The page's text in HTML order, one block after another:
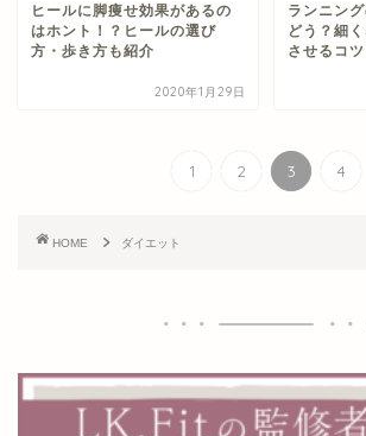
ヒールに脚痩せ効果があるの
はホント！？ヒールの選び
方・歩き方も紹介
2020年1月29日
ランニン
どう？細
させるコ
1 2 3 4
HOME ダイエット